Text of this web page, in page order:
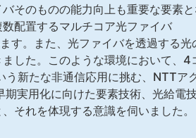
そのものの能力向上も重要な要素
配置するマルチコア光ファイバ
す。また、光ファイバを透過する光
した。このような環境において、4
新たな非通信応用に挑む、NTTア
実用化に向けた要素技術、光給電
それを体現する意識を伺いました。